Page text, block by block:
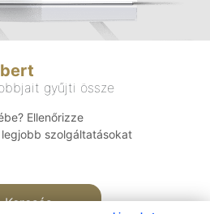
gyűjti össze
Ellenőrizze
szolgáltatásokat
Keresés